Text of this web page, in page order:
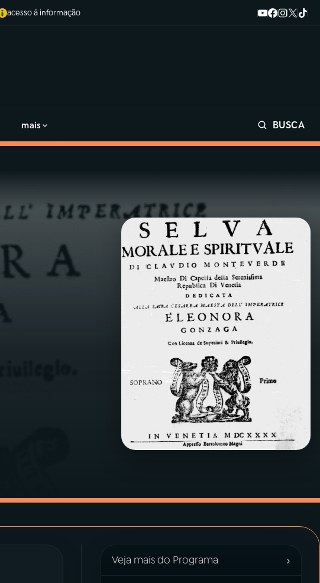
acesso à informação
mais BUSCA
Veja mais do Programa ›